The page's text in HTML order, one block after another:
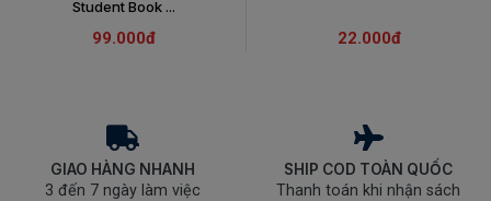
Student Book ...
99.000đ 22.000đ
GIAO HÀNG NHANH
3 đến 7 ngày làm việc
SHIP COD TOÀN QUỐC
Thanh toán khi nhận sách